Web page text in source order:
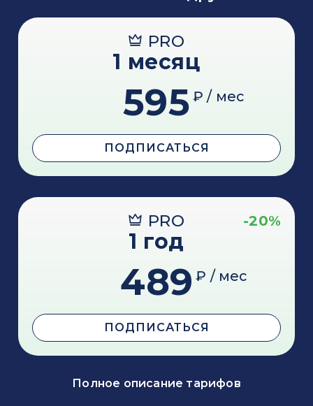
PRO
1 месяц
595 ₽ / мес
ПОДПИСАТЬСЯ
PRO -20%
1 год
489 ₽ / мес
ПОДПИСАТЬСЯ
Полное описание тарифов